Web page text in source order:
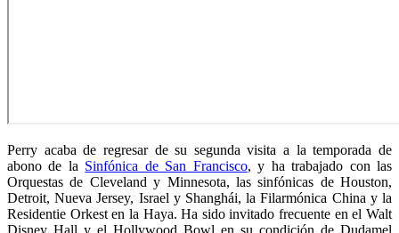
Perry acaba de regresar de su segunda visita a la temporada de
abono de la Sinfónica de San Francisco, y ha trabajado con las
Orquestas de Cleveland y Minnesota, las sinfónicas de Houston,
Detroit, Nueva Jersey, Israel y Shanghái, la Filarmónica China y la
Residentie Orkest en la Haya. Ha sido invitado frecuente en el Walt
Disney Hall y el Hollywood Bowl en su condición de Dudamel